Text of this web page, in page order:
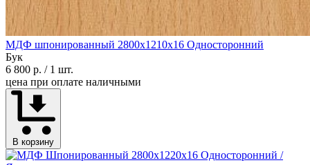
МДФ шпонированный 2800х1210х16 Односторонний
Бук
6 800 р. / 1 шт.
цена при оплате наличными
В корзину